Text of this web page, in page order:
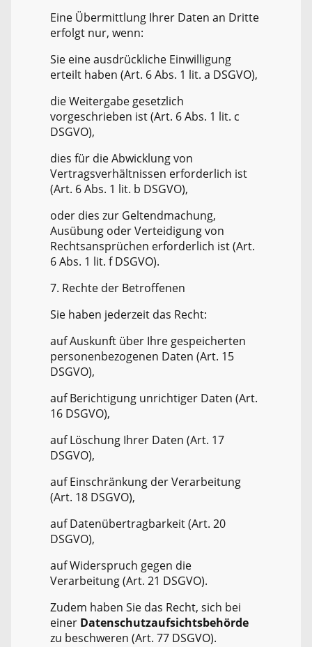
Eine Übermittlung Ihrer Daten an Dritte
erfolgt nur, wenn:
Sie eine ausdrückliche Einwilligung
erteilt haben (Art. 6 Abs. 1 lit. a DSGVO),
die Weitergabe gesetzlich
vorgeschrieben ist (Art. 6 Abs. 1 lit. c
DSGVO),
dies für die Abwicklung von
Vertragsverhältnissen erforderlich ist
(Art. 6 Abs. 1 lit. b DSGVO),
oder dies zur Geltendmachung,
Ausübung oder Verteidigung von
Rechtsansprüchen erforderlich ist (Art.
6 Abs. 1 lit. f DSGVO).
7. Rechte der Betroffenen
Sie haben jederzeit das Recht:
auf Auskunft über Ihre gespeicherten
personenbezogenen Daten (Art. 15
DSGVO),
auf Berichtigung unrichtiger Daten (Art.
16 DSGVO),
auf Löschung Ihrer Daten (Art. 17
DSGVO),
auf Einschränkung der Verarbeitung
(Art. 18 DSGVO),
auf Datenübertragbarkeit (Art. 20
DSGVO),
auf Widerspruch gegen die
Verarbeitung (Art. 21 DSGVO).
Zudem haben Sie das Recht, sich bei
einer Datenschutzaufsichtsbehörde
zu beschweren (Art. 77 DSGVO).